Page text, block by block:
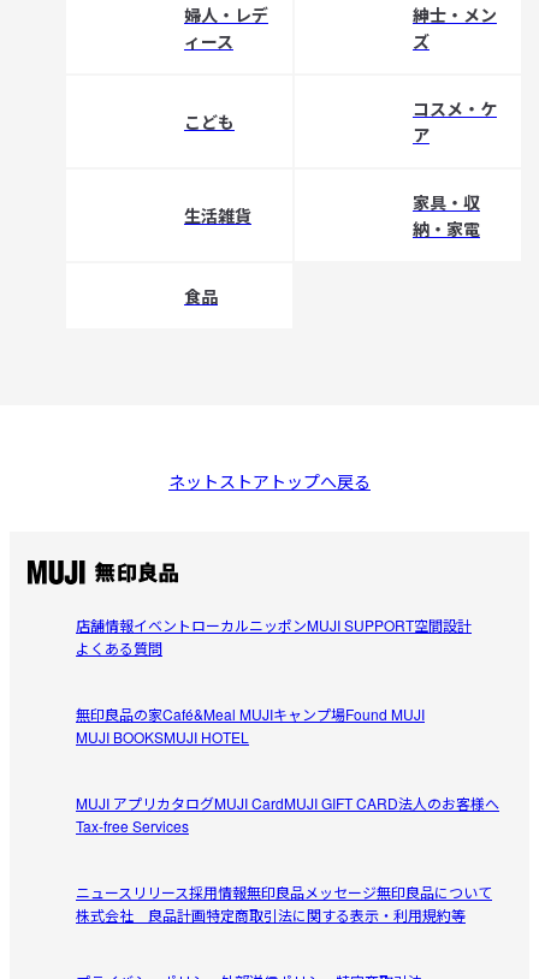
婦人・レデ
ィース
紳士・メン
ズ
こども
コスメ・ケ
ア
生活雑貨
家具・収
納・家電
食品
ネットストアトップへ戻る
店舗情報イベントローカルニッポンMUJI SUPPORT空間設計
よくある質問
無印良品の家Café&Meal MUJIキャンプ場Found MUJI
MUJI BOOKSMUJI HOTEL
MUJI アプリカタログMUJI CardMUJI GIFT CARD法人のお客様へ
Tax-free Services
ニュースリリース採用情報無印良品メッセージ無印良品について
株式会社 良品計画特定商取引法に関する表示・利用規約等